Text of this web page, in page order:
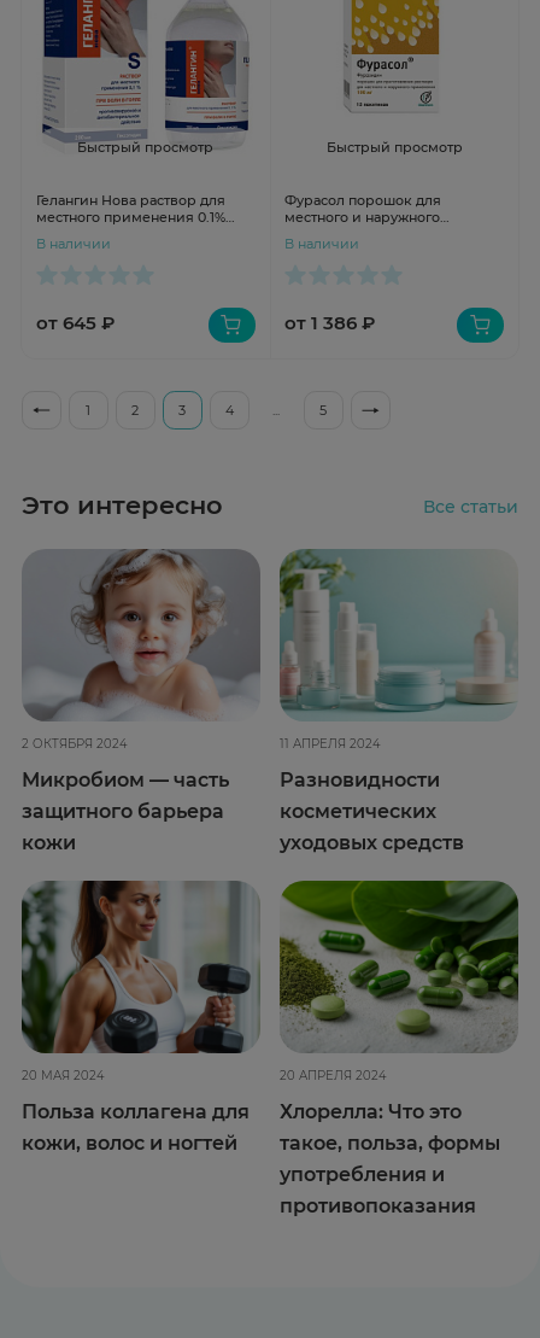
Быстрый просмотр
Гелангин Нова раствор для
местного применения 0.1%
В наличии
от 645 ₽
Быстрый просмотр
Фурасол порошок для
местного и наружного
Олайнфарм
В наличии
от 1 386 ₽
1 2 3 4 ... 5
Это интересно Все статьи
2 ОКТЯБРЯ 2024
Микробиом — часть
защитного барьера
кожи
11 АПРЕЛЯ 2024
Разновидности
косметических
уходовых средств
20 МАЯ 2024
Польза коллагена для
кожи, волос и ногтей
20 АПРЕЛЯ 2024
Хлорелла: Что это
такое, польза, формы
употребления и
противопоказания